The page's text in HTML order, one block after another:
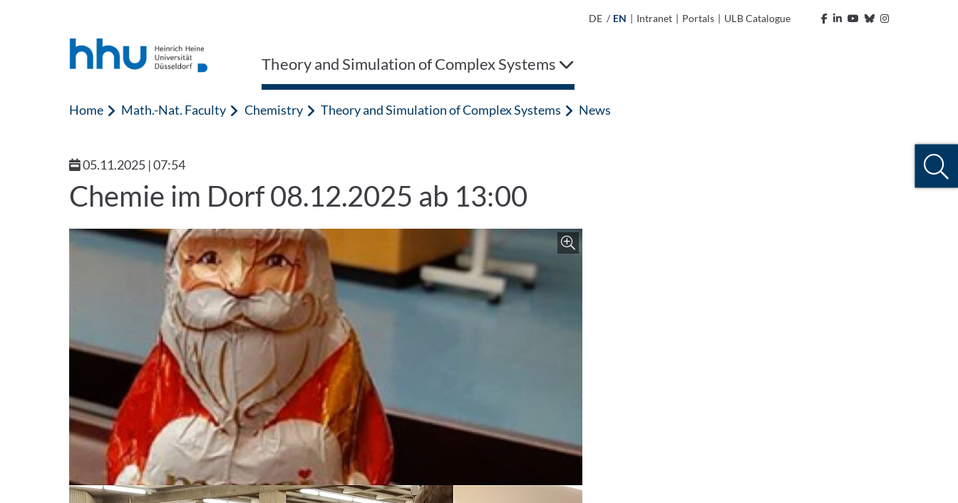
DE / EN | Intranet | Portals | ULB Catalogue
Theory and Simulation of Complex Systems
Home Math.-Nat. Faculty Chemistry Theory and Simulation of Complex Systems News
05.11.2025 | 07:54
Chemie im Dorf 08.12.2025 ab 13:00
Zoom